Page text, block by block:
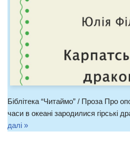
Біблітека “Читаймо” / Проза Про
часи в океані зародилися гірські
далі »